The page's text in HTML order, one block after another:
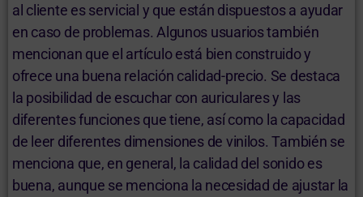
al cliente es servicial y que están dispuestos a ayudar
en caso de problemas. Algunos usuarios también
mencionan que el artículo está bien construido y
ofrece una buena relación calidad-precio. Se destaca
la posibilidad de escuchar con auriculares y las
diferentes funciones que tiene, así como la capacidad
de leer diferentes dimensiones de vinilos. También se
menciona que, en general, la calidad del sonido es
buena, aunque se menciona la necesidad de ajustar la